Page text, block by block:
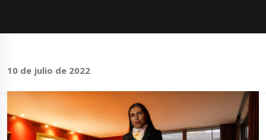
10 de julio de 2022